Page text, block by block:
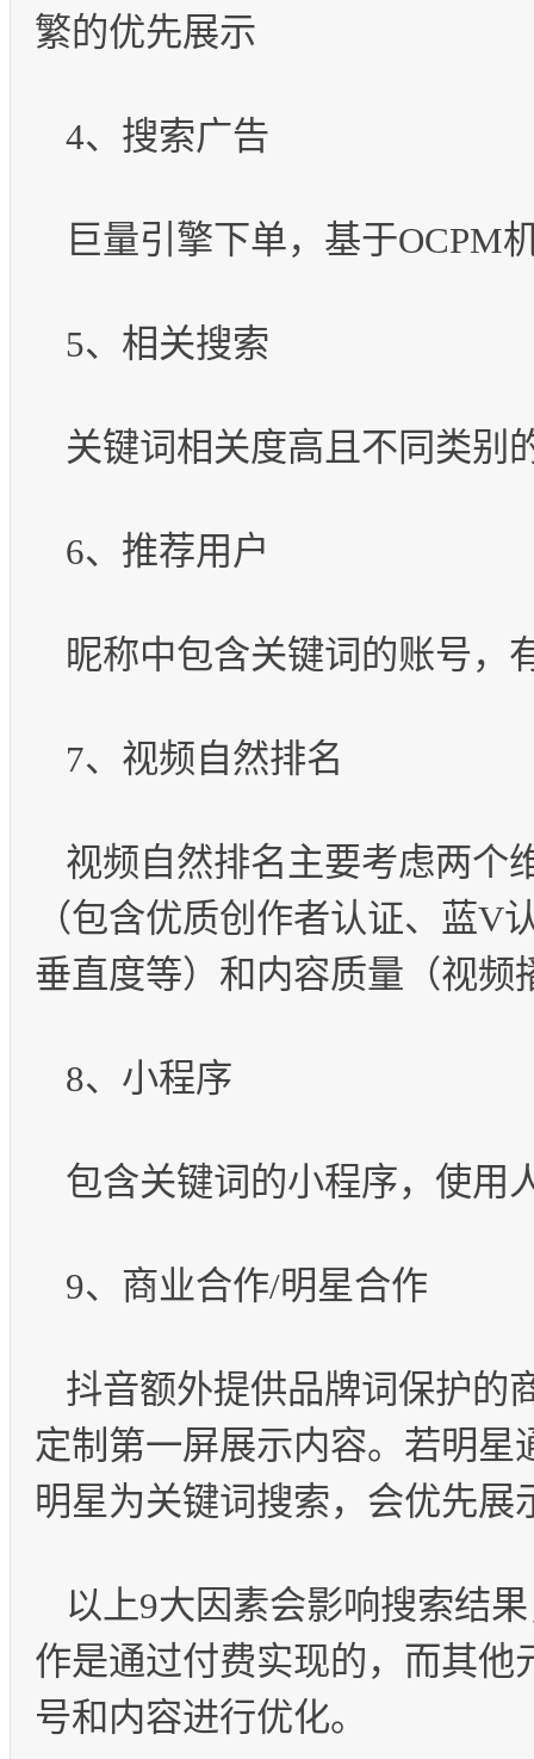
繁的优先展示
4、搜索广告
巨量引擎下单，基于OCPM
5、相关搜索
关键词相关度高且不同类别
6、推荐用户
昵称中包含关键词的账号，
7、视频自然排名
视频自然排名主要考虑两个
（包含优质创作者认证、蓝V
垂直度等）和内容质量（视频
8、小程序
包含关键词的小程序，使用
9、商业合作/明星合作
抖音额外提供品牌词保护的
定制第一屏展示内容。若明
明星为关键词搜索，会优先
以上9大因素会影响搜索结
作是通过付费实现的，而其
号和内容进行优化。